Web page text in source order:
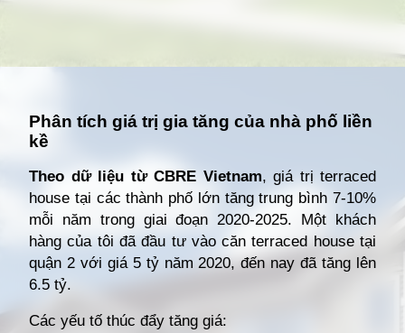
Phân tích giá trị gia tăng của nhà phố liền
kề
Theo dữ liệu từ CBRE Vietnam, giá trị terraced
house tại các thành phố lớn tăng trung bình 7-10%
mỗi năm trong giai đoạn 2020-2025. Một khách
hàng của tôi đã đầu tư vào căn terraced house tại
quận 2 với giá 5 tỷ năm 2020, đến nay đã tăng lên
6.5 tỷ.
Các yếu tố thúc đẩy tăng giá: